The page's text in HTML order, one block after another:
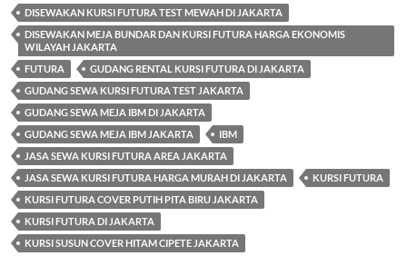
DISEWAKAN KURSI FUTURA TEST MEWAH DI JAKARTA
DISEWAKAN MEJA BUNDAR DAN KURSI FUTURA HARGA EKONOMIS
WILAYAH JAKARTA
FUTURA
GUDANG RENTAL KURSI FUTURA DI JAKARTA
GUDANG SEWA KURSI FUTURA TEST JAKARTA
GUDANG SEWA MEJA IBM DI JAKARTA
GUDANG SEWA MEJA IBM JAKARTA
IBM
JASA SEWA KURSI FUTURA AREA JAKARTA
JASA SEWA KURSI FUTURA HARGA MURAH DI JAKARTA
KURSI FUTURA
KURSI FUTURA COVER PUTIH PITA BIRU JAKARTA
KURSI FUTURA DI JAKARTA
KURSI SUSUN COVER HITAM CIPETE JAKARTA